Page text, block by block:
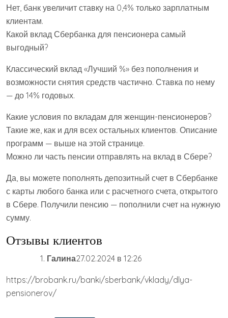
Нет, банк увеличит ставку на 0,4% только зарплатным
клиентам.
Какой вклад Сбербанка для пенсионера самый
выгодный?
Классический вклад «Лучший %» без пополнения и
возможности снятия средств частично. Ставка по нему
— до 14% годовых.
Какие условия по вкладам для женщин-пенсионеров?
Такие же, как и для всех остальных клиентов. Описание
программ — выше на этой странице.
Можно ли часть пенсии отправлять на вклад в Сбере?
Да, вы можете пополнять депозитный счет в Сбербанке
с карты любого банка или с расчетного счета, открытого
в Сбере. Получили пенсию — пополнили счет на нужную
сумму.
Отзывы клиентов
Галина27.02.2024 в 12:26
https://brobank.ru/banki/sberbank/vklady/dlya-
pensionerov/